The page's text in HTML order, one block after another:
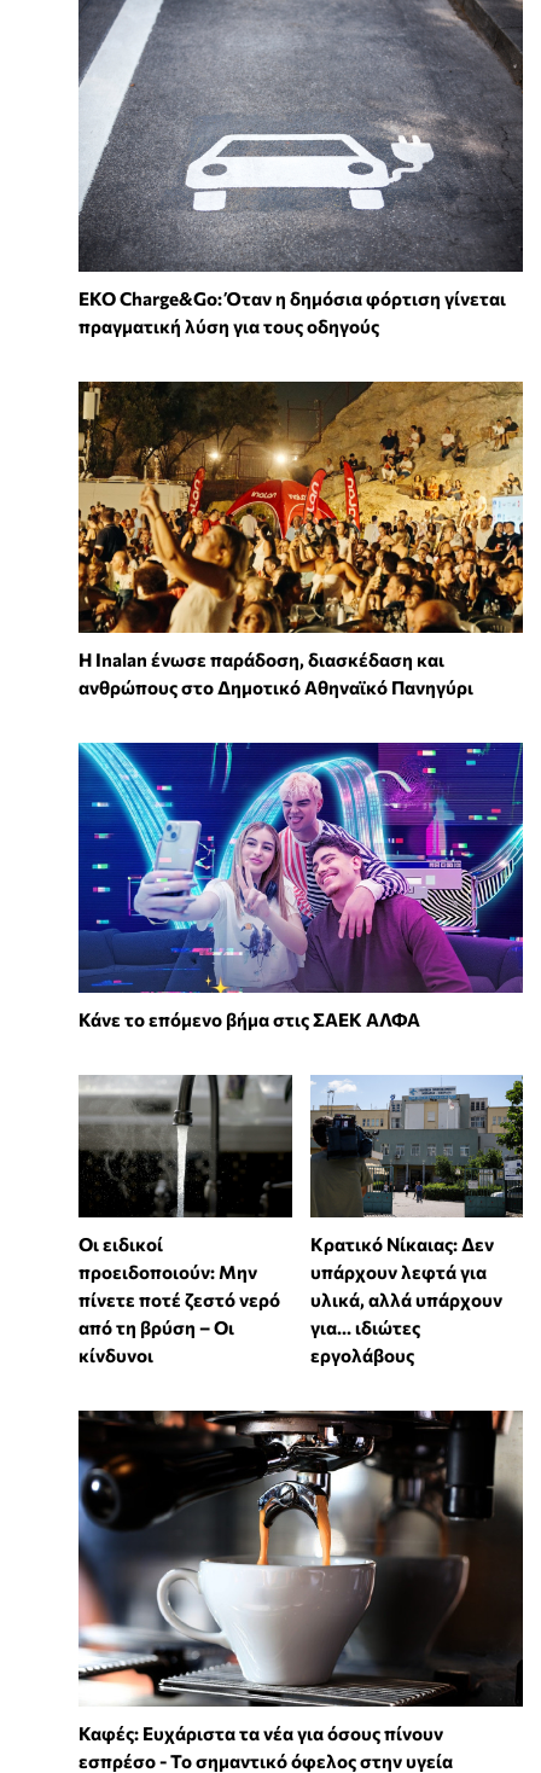
EKO Charge&Go: Όταν η δημόσια φόρτιση γίνεται
πραγματική λύση για τους οδηγούς
Η Inalan ένωσε παράδοση, διασκέδαση και
ανθρώπους στο Δημοτικό Αθηναϊκό Πανηγύρι
Κάνε το επόμενο βήμα στις ΣΑΕΚ ΑΛΦΑ
Οι ειδικοί
προειδοποιούν: Μην
πίνετε ποτέ ζεστό νερό
από τη βρύση – Οι
κίνδυνοι
Κρατικό Νίκαιας: Δεν
υπάρχουν λεφτά για
υλικά, αλλά υπάρχουν
για... ιδιώτες
εργολάβους
Καφές: Ευχάριστα τα νέα για όσους πίνουν
εσπρέσο - Το σημαντικό όφελος στην υγεία